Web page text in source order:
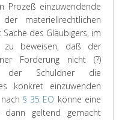
Prozeß einzuwendende
materiellrechtlichen
des Gläubigers, im
zu beweisen, daß der
Forderung nicht (?)
der Schuldner die
konkret einzuwenden
§ 35 EO könne eine
dann geltend gemacht